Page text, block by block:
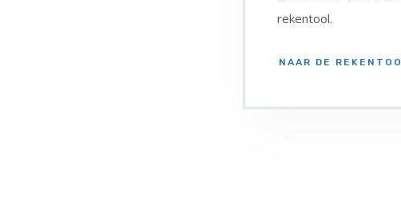
rekentool.
NAAR DE